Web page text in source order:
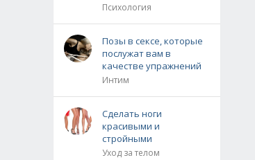
Психология
Позы в сексе, которые
послужат вам в
качестве упражнений
Интим
Сделать ноги
красивыми и
стройными
Уход за телом